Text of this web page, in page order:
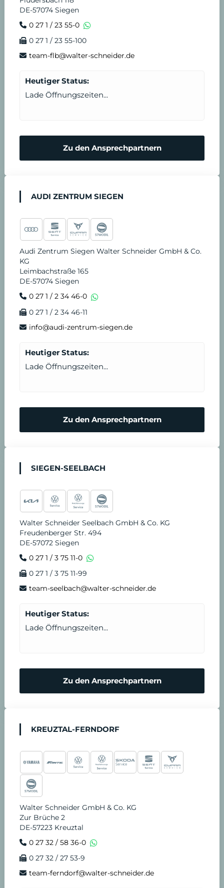
r
DE-57074 Siegen
0 27 1 / 23 55-0
0 27 1 / 23 55-100
team-flb@walter-schneider.de
Heutiger Status:
Lade Öffnungszeiten...
Zu den Ansprechpartnern
AUDI ZENTRUM SIEGEN
Audi Zentrum Siegen Walter Schneider GmbH & Co.
KG
Leimbachstraße 165
DE-57074 Siegen
0 27 1 / 2 34 46-0
0 27 1 / 2 34 46-11
info@audi-zentrum-siegen.de
Heutiger Status:
Lade Öffnungszeiten...
Zu den Ansprechpartnern
SIEGEN-SEELBACH
Walter Schneider Seelbach GmbH & Co. KG
Freudenberger Str. 494
DE-57072 Siegen
0 27 1 / 3 75 11-0
0 27 1 / 3 75 11-99
team-seelbach@walter-schneider.de
Heutiger Status:
Lade Öffnungszeiten...
Zu den Ansprechpartnern
KREUZTAL-FERNDORF
Walter Schneider GmbH & Co. KG
Zur Brüche 2
DE-57223 Kreuztal
0 27 32 / 58 36-0
0 27 32 / 27 53-9
team-ferndorf@walter-schneider.de